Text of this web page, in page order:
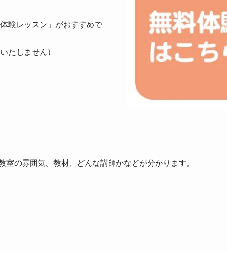
験レッスン」がおすすめで
たしません）
室の雰囲気、教材、どんな講師かなどが分かります。